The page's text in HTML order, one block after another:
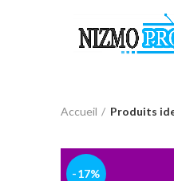
Accueil Produits
-17%